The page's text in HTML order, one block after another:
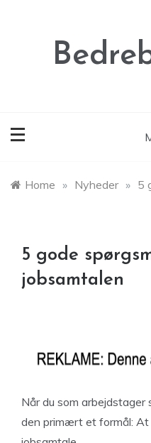
Home » Nyheder » 5
5 gode
jobsamtalen
Når du som arbejdstager
den primært et formål: